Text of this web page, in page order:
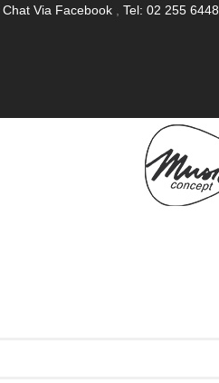
Chat Via Facebook Tel: 02 255 6448